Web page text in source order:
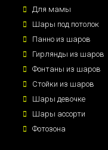
Для мамы
Шары под потолок
Панно из шаров
Гирлянды из шаров
Фонтаны из шаров
Стойки из шаров
Шары девочке
Шары ассорти
Фотозона